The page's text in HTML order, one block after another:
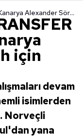
FENERBAHÇE TRANSFER HABERLERİ - Kanarya Alexander Sörloth için bastırıyor!
için
devam
isimlerden
Norveçli
yana